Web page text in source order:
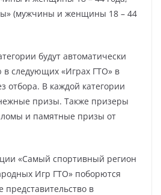
(мужчины и женщины 18 – 44
будут автоматически
следующих «Играх ГТО» в
отбора. В каждой категории
призы. Также призеры
и памятные призы от
«Самый спортивный регион
Игр ГТО» поборются
представительство в